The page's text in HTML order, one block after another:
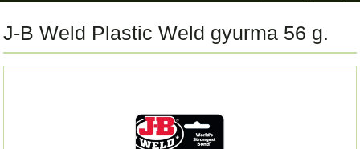
J-B Weld Plastic Weld gyurma 56 g.